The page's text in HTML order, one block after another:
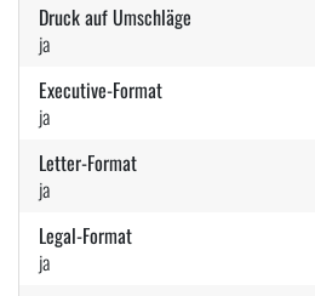
Druck auf Umschläge
ja
Executive-Format
ja
Letter-Format
ja
Legal-Format
ja